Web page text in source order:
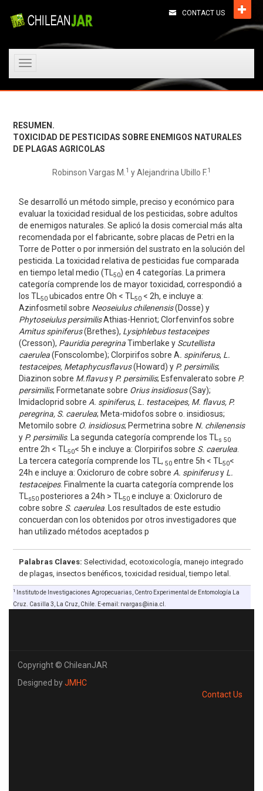
CONTACT US
Toggle
RESUMEN.
TOXICIDAD DE PESTICIDAS SOBRE ENEMIGOS NATURALES
DE PLAGAS AGRICOLAS
Robinson Vargas M. 1 y Alejandrina Ubillo F.1
Se desarrolló un método simple, preciso y económico para
evaluar la toxicidad residual de los pesticidas, sobre adultos
de enemigos naturales. Se aplicó la dosis comercial más alta
recomendada por el fabricante, sobre placas de Petri en la
Torre de Potter o por inmersión del sustrato en la solución del
pesticida. La toxicidad relativa de pesticidas fue comparada
en tiempo letal medio (TL 50) en 4 categorías. La primera
categoría comprende los de mayor toxicidad, correspondió a
los TL 50ubicados entre Oh < TL 50< 2h, e incluye a:
Azinfosmetil sobre Neoseiulus chilenensis(Dosse) y
Phytoseiulus persimilisAthias-Henriot; Clorfenvinfos sobre
Amitus spiniferus(Brethes), Lysiphlebus testaceipes
(Cresson), Pauridia peregrinaTimberlake y Scutellista
caerulea(Fonscolombe); Clorpirifos sobre A. spiniferus, L.
testaceipes, Metaphycusflavus(Howard) y P. persimilis;
Diazinon sobre M.flavusy P. persimilis; Esfenvalerato sobre P.
persimilis; Formetanate sobre Orius insidiosus(Say);
Imidacloprid sobre A. spiniferus, L. testaceipes, M. flavus, P.
peregrina, S. caerulea; Meta-midofos sobre o. insidiosus;
Metomilo sobre O. insidiosus; Permetrina sobre N. chilenensis
y P. persimilis. La segunda categoría comprende los TL s 50
entre 2h < TL 50< 5h e incluye a: Clorpirifos sobre S. caerulea.
La tercera categoría comprende los TL, 50entre 5h < TL 50<
24h e incluye a: Oxicloruro de cobre sobre A. spiniferusy L.
testaceipes. Finalmente la cuarta categoría comprende los
TL s50posteriores a 24h > TL 50e incluye a: Oxicloruro de
cobre sobre S. caerulea. Los resultados de este estudio
concuerdan con los obtenidos por otros investigadores que
han utilizado métodos aceptados p
Palabras Claves: Selectividad, ecotoxicología, manejo integrado
de plagas, insectos benéficos, toxicidad residual, tiempo letal.
1
Instituto de Investigaciones Agropecuarias, Centro Experimental de Entomología La
Cruz. Casilla 3, La Cruz, Chile. E-email: rvargas@inia.cl.
Copyright © ChileanJAR
Designed byJMHC
Contact Us